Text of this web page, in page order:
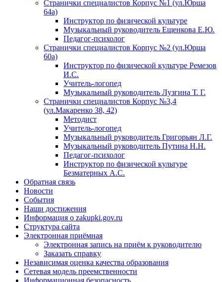
Странички специалистов Корпус №1 (ул.Юрша
64а)
Инструктор по физической культуре
Музыкальный руководитель Ещенкова Е.Ю.
Педагог-психолог
Странички специалистов Корпус №2 (ул.Юрша
60а)
Инструктор по физической культуре Ремезов
И.С.
Учитель-логопед
Музыкальный руководитель Лузгина Т. Г.
Странички специалистов Корпус №3,4
(ул.Макаренко 38, 42)
Методист
Учитель-логопед
Музыкальный руководитель Григорьян Л.Г.
Музыкальный руководитель Путина Н.Н.
Педагог-психолог
Инструктор по физической культуре
Безматерных А.С.
Обратная связь
Новости
События
Наши достижения
Информация о zakupki.gov.ru
Структура сайта
Электронная приёмная
Электронная запись на приём к руководителю
Заказать справку
Независимая оценка качества образования
Сетевая модель преемственности